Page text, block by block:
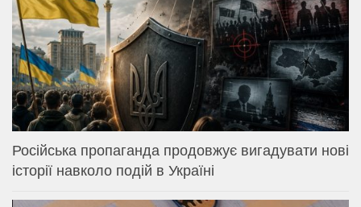
Російська пропаганда продовжує вигадувати нові
історії навколо подій в Україні